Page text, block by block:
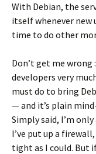
With Debian, the
itself whenever new
time to do other
Don’t get me wrong
developers very
must do to bring
— and it’s plain
Simply said, I’m
I’ve put up a
tight as I could. But